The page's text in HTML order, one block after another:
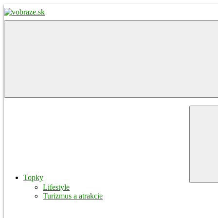
Skip
to
Menu
Topky
Lifestyle
Turizmus a atrakcie